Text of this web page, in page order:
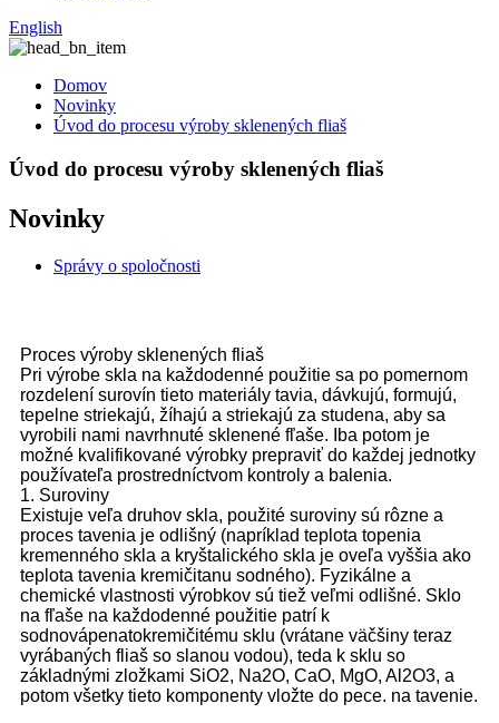
English
Domov
Novinky
Úvod do procesu výroby sklenených fliaš
Úvod do procesu výroby sklenených fliaš
Novinky
Správy o spoločnosti
Proces výroby sklenených fliaš
Pri výrobe skla na každodenné použitie sa po pomernom
rozdelení surovín tieto materiály tavia, dávkujú, formujú,
tepelne striekajú, žíhajú a striekajú za studena, aby sa
vyrobili nami navrhnuté sklenené fľaše. Iba potom je
možné kvalifikované výrobky prepraviť do každej jednotky
používateľa prostredníctvom kontroly a balenia.
1. Suroviny
Existuje veľa druhov skla, použité suroviny sú rôzne a
proces tavenia je odlišný (napríklad teplota topenia
kremenného skla a kryštalického skla je oveľa vyššia ako
teplota tavenia kremičitanu sodného). Fyzikálne a
chemické vlastnosti výrobkov sú tiež veľmi odlišné. Sklo
na fľaše na každodenné použitie patrí k
sodnovápenatokremičitému sklu (vrátane väčšiny teraz
vyrábaných fliaš so slanou vodou), teda k sklu so
základnými zložkami SiO2, Na2O, CaO, MgO, Al2O3, a
potom všetky tieto komponenty vložte do pece. na tavenie.